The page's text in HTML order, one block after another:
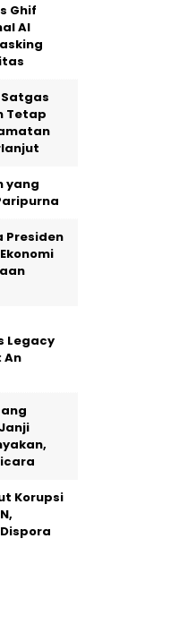
Ghif
AI
Satgas
Tetap
yang
Presiden
Legacy
An
Korupsi